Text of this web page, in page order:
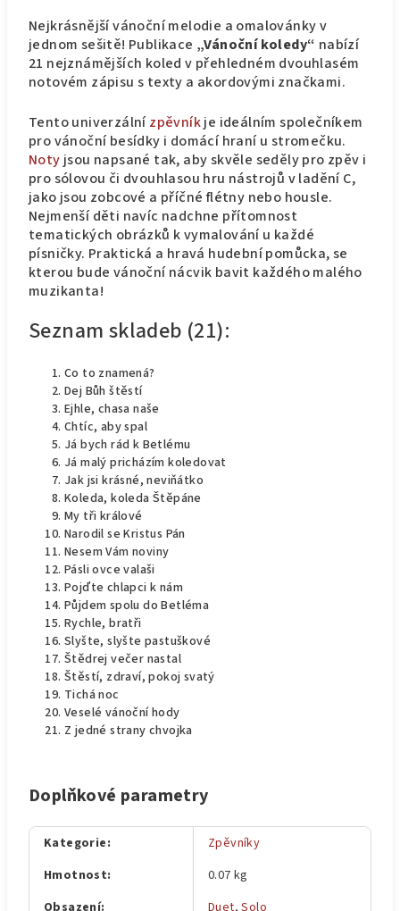
Nejkrásnější vánoční melodie a omalovánky v
jednom sešitě! Publikace „Vánoční koledy“ nabízí
21 nejznámějších koled v přehledném dvouhlasém
notovém zápisu s texty a akordovými značkami.
Tento univerzálnízpěvníkje ideálním společníkem
pro vánoční besídky i domácí hraní u stromečku.
Noty jsou napsané tak, aby skvěle seděly pro zpěv i
pro sólovou či dvouhlasou hru nástrojů v ladění C,
jako jsou zobcové a příčné flétny nebo housle.
Nejmenší děti navíc nadchne přítomnost
tematických obrázků k vymalování u každé
písničky. Praktická a hravá hudební pomůcka, se
kterou bude vánoční nácvik bavit každého malého
muzikanta!
Seznam skladeb (21):
Co to znamená?
Dej Bůh štěstí
Ejhle, chasa naše
Chtíc, aby spal
Já bych rád k Betlému
Já malý pricházím koledovat
Jak jsi krásné, neviňátko
Koleda, koleda Štěpáne
My tři králové
Narodil se Kristus Pán
Nesem Vám noviny
Pásli ovce valaši
Pojďte chlapci k nám
Půjdem spolu do Betléma
Rychle, bratři
Slyšte, slyšte pastuškové
Štědrej večer nastal
Štěstí, zdraví, pokoj svatý
Tichá noc
Veselé vánoční hody
Z jedné strany chvojka
Doplňkové parametry
Kategorie:
Zpěvníky
Hmotnost:
0.07 kg
Obsazení: Duet,Solo